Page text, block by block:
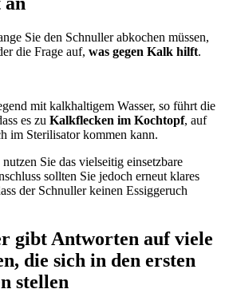
Sie den Schnuller abkochen müssen,
die Frage auf, was gegen Kalk hilft.
mit kalkhaltigem Wasser, so führt die
es zu Kalkflecken im Kochtopf, auf
im Sterilisator kommen kann.
Sie das vielseitig einsetzbare
sollten Sie jedoch erneut klares
der Schnuller keinen Essiggeruch
gibt Antworten auf viele
die sich in den ersten
stellen